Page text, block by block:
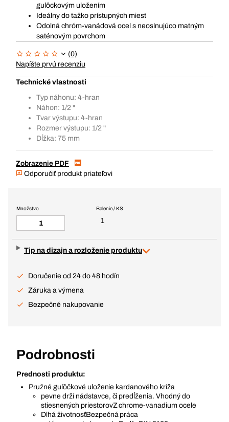
gulôckovým uložením
Ideálny do tažko prístupných miest
Odolná chróm-vanádová ocel s neoslnujúco matným
saténovým povrchom
(0)
Napíšte prvú recenziu
Technické vlastnosti
Typ náhonu: 4-hran
Náhon: 1/2 "
Tvar výstupu: 4-hran
Rozmer výstupu: 1/2 "
Dĺžka: 75 mm
Zobrazenie PDF
Odporučiť produkt priateľovi
Balenie / KS
1
Množstvo
Tip na dizajn a rozloženie produktu
Doručenie od 24 do 48 hodín
Záruka a výmena
Bezpečné nakupovanie
Podrobnosti
Prednosti produktu:
Pružné guľôčkové uloženie kardanového kríža
pevne drží nádstavce, či predĺženia. Vhodný do
stiesnených priestorovZ chrome-vanadium ocele
Dlhá životnosťBezpečná práca